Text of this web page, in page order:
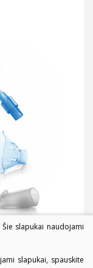
slapukai naudojami
slapukai, spauskite